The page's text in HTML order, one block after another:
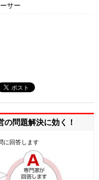
サー
の問題解決に効く！
に回答します